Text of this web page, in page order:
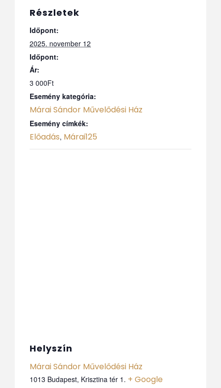
Részletek
Időpont:
2025. november 12
Időpont:
Ár:
3 000Ft
Esemény kategória:
Márai Sándor Művelődési Ház
Esemény címkék:
Előadás, Márai125
Helyszín
Márai Sándor Művelődési Ház
1013 Budapest, Krisztina tér 1. + Google